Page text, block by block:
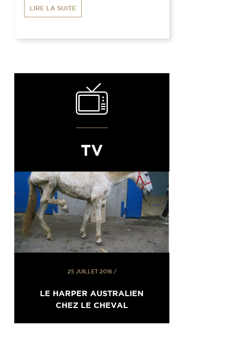
LIRE LA SUITE
TV
25 JUILLET 2016/
LE HARPER AUSTRALIEN
CHEZ LE CHEVAL